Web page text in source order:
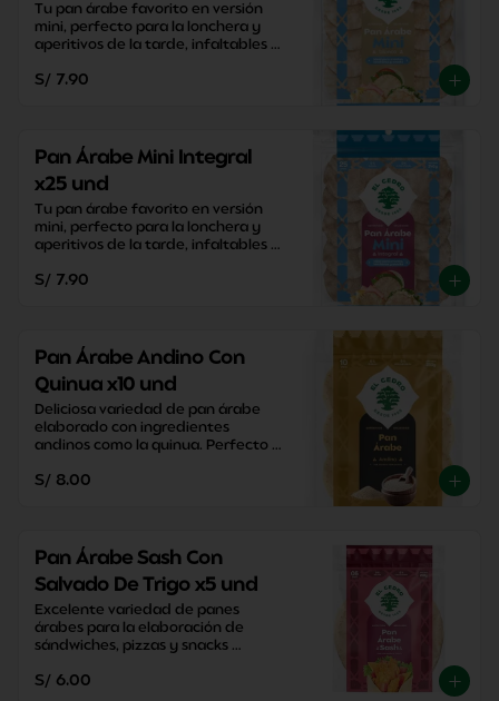
Tu pan árabe favorito en versión
mini, perfecto para la lonchera y
aperitivos de la tarde, infaltables
S/ 7.90
Pan Árabe Mini Integral
x25 und
Tu pan árabe favorito en versión
mini, perfecto para la lonchera y
aperitivos de la tarde, infaltables
S/ 7.90
Pan Árabe Andino Con
Quinua x10 und
Deliciosa variedad de pan árabe
elaborado con ingredientes
andinos como la quinua. Perfecto
un sabor tradicional.
S/ 8.00
Pan Árabe Sash Con
Salvado De Trigo x5 und
Excelente variedad de panes
árabes para la elaboración de
sándwiches, pizzas y snacks
entre familia y amigos.
S/ 6.00